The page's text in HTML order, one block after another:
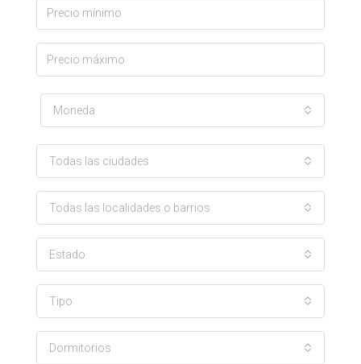
Moneda
Todas las ciudades
Todas las localidades o barrios
Estado
Tipo
Dormitorios